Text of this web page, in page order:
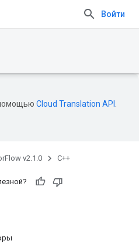
Войти
Cloud Translation API
v2.1.0 C++